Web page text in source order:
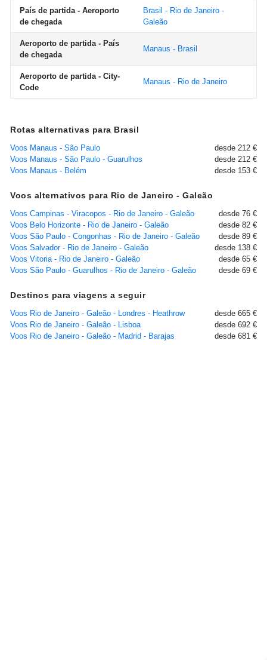
País de partida - Aeroporto
de chegada
Brasil - Rio de Janeiro -
Galeão
Aeroporto de partida - País
de chegada
Manaus - Brasil
Aeroporto de partida - City-
Code
Manaus - Rio de Janeiro
Rotas alternativas para Brasil
Voos Manaus - São Paulo
desde 212 €
Voos Manaus - São Paulo - Guarulhos
desde 212 €
Voos Manaus - Belém
desde 153 €
Voos alternativos para Rio de Janeiro - Galeão
Voos Campinas - Viracopos - Rio de Janeiro - Galeão
desde 76 €
Voos Belo Horizonte - Rio de Janeiro - Galeão
desde 82 €
Voos São Paulo - Congonhas - Rio de Janeiro - Galeão
desde 89 €
Voos Salvador - Rio de Janeiro - Galeão
desde 138 €
Voos Vitoria - Rio de Janeiro - Galeão
desde 65 €
Voos São Paulo - Guarulhos - Rio de Janeiro - Galeão
desde 69 €
Destinos para viagens a seguir
Voos Rio de Janeiro - Galeão - Londres - Heathrow
desde 665 €
Voos Rio de Janeiro - Galeão - Lisboa
desde 692 €
Voos Rio de Janeiro - Galeão - Madrid - Barajas
desde 681 €